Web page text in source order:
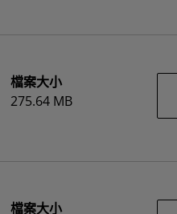
檔案大小
275.64 MB
檔案大小